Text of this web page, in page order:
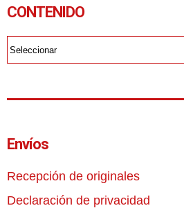
CONTENIDO
Envíos
Recepción de originales
Declaración de privacidad